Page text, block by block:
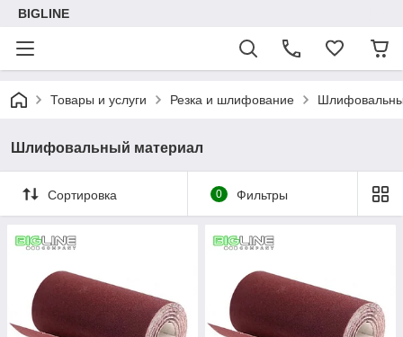
BIGLINE
Товары и услуги Резка и шлифование
Шлифовальный материал
Сортировка 0 Фильтры